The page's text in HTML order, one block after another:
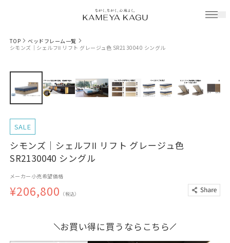
TOP
ベッドフレーム一覧
シモンズ｜シェルフⅡ リフト グレージュ色 SR2130040 シングル
SALE
シモンズ｜シェルフⅡ リフト グレージュ色
SR2130040 シングル
メーカー小売希望価格
¥206,800 （税込）
お買い得に買うならこちら